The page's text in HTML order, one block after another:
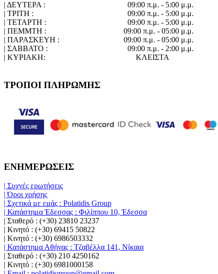
| ΔΕΥΤΕΡΑ :
09:00 π.μ. - 5:00 μ.μ.
| ΤΡΙΤΗ :
09:00 π.μ. - 5:00 μ.μ.
| ΤΕΤΑΡΤΗ :
09:00 π.μ. - 5:00 μ.μ.
| ΠΕΜΜΤΗ :
09:00 π.μ. - 05:00 μ.μ.
| ΠΑΡΑΣΚΕΥΗ :
09:00 π.μ. - 05:00 μ.μ.
| ΣΑΒΒΑΤΟ :
09:00 π.μ. - 2:00 μ.μ.
| ΚΥΡΙΑΚΗ:
ΚΛΕΙΣΤΑ
ΤΡΟΠΟΙ ΠΛΗΡΩΜΗΣ
ΕΝΗΜΕΡΩΣΕΙΣ
| Συχνές ερωτήσεις
| Όροι χρήσης
| Σχετικά με εμάς : Polatidis Group
| Κατάστημα Έδεσσας : Φιλίππου 10, Έδεσσα
| Σταθερό : (+30) 23810 23237
| Κινητό : (+30) 69415 50822
| Κινητό : (+30) 6986503332
| Κατάστημα Αθήνας : Τζαβέλλα 141, Νίκαια
| Σταθερό : (+30) 210 4250162
| Κινητό : (+30) 6981000158